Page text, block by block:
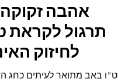
אהבה
תרגול לקראת
לחיזוק
ט"ו באב מתואר לעיתים כחג